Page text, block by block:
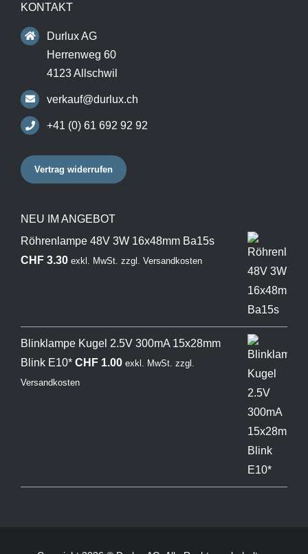
KONTAKT
Durlux AG
Herrenweg 60
4123 Allschwil
verkauf@durlux.ch
+41 (0) 61 692 92 92
Vertrag widerrufen
NEU IM ANGEBOT
Röhrenlampe 48V 3W 16x48mm Ba15s
CHF3.30 exkl. MwSt. zzgl. Versandkosten
Blinklampe Kugel 2.5V 300mA 15x28mm
Blink E10* CHF1.00 exkl. MwSt. zzgl.
Versandkosten